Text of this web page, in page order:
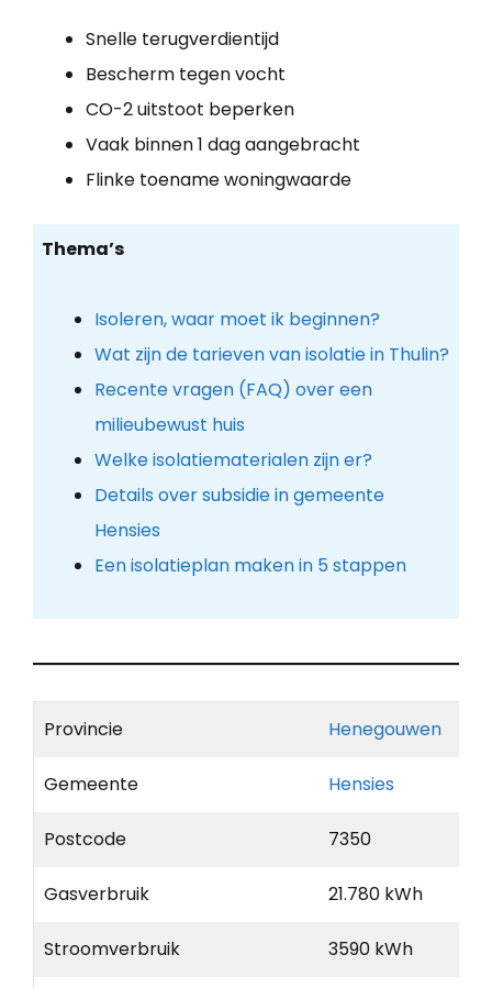
Snelle terugverdientijd
Bescherm tegen vocht
CO-2 uitstoot beperken
Vaak binnen 1 dag aangebracht
Flinke toename woningwaarde
Thema’s
Isoleren, waar moet ik beginnen?
Wat zijn de tarieven van isolatie in Thulin?
Recente vragen (FAQ) over een
milieubewust huis
Welke isolatiematerialen zijn er?
Details over subsidie in gemeente
Hensies
Een isolatieplan maken in 5 stappen
Provincie Henegouwen
Gemeente Hensies
Postcode 7350
Gasverbruik 21.780 kWh
Stroomverbruik 3590 kWh